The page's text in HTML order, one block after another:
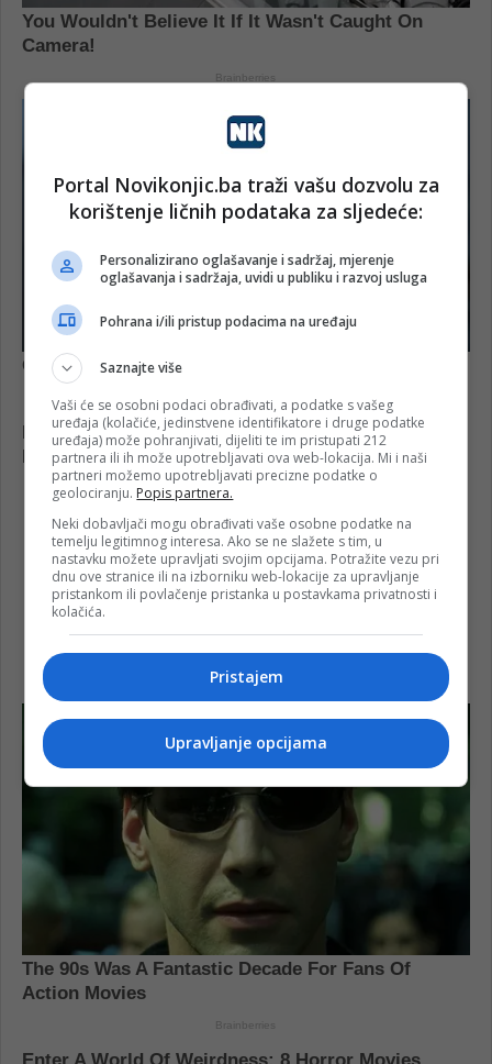
Portal Novikonjic.ba traži vašu dozvolu za
korištenje ličnih podataka za sljedeće:
Personalizirano oglašavanje i sadržaj, mjerenje
oglašavanja i sadržaja, uvidi u publiku i razvoj usluga
Pohrana i/ili pristup podacima na uređaju
Saznajte više
Vaši će se osobni podaci obrađivati, a podatke s vašeg
uređaja (kolačiće, jedinstvene identifikatore i druge podatke
uređaja) može pohranjivati, dijeliti te im pristupati 212
partnera ili ih može upotrebljavati ova web-lokacija. Mi i naši
partneri možemo upotrebljavati precizne podatke o
geolociranju. Popis partnera.
Neki dobavljači mogu obrađivati vaše osobne podatke na
temelju legitimnog interesa. Ako se ne slažete s tim, u
nastavku možete upravljati svojim opcijama. Potražite vezu pri
dnu ove stranice ili na izborniku web-lokacije za upravljanje
pristankom ili povlačenje pristanka u postavkama privatnosti i
kolačića.
Pristajem
Upravljanje opcijama